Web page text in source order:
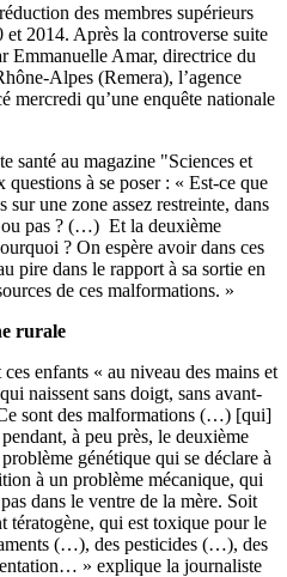
des membres supérieurs
et 2014. Après la controverse suite
Emmanuelle Amar, directrice du
Alpes (Remera), l’agence
mercredi qu’une enquête nationale
santé au magazine "Sciences et
à se poser : « Est-ce que
sur une zone assez restreinte, dans
pas ? (…) Et la deuxième
? On espère avoir dans ces
pire dans le rapport à sa sortie en
de ces malformations. »
rurale
enfants « au niveau des mains et
naissent sans doigt, sans avant-
sont des malformations (…) [qui]
à peu près, le deuxième
génétique qui se déclare à
à un problème mécanique, qui
dans le ventre de la mère. Soit
tératogène, qui est toxique pour le
(…), des pesticides (…), des
» explique la journaliste